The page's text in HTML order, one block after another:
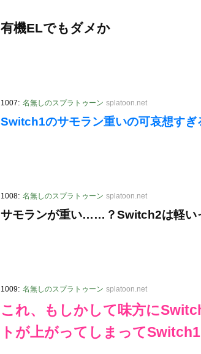
有機ELでもダメか
1007: 名無しのスプラトゥーン splatoon.net
Switch1のサモラン重いの可哀想すぎ
1008: 名無しのスプラトゥーン splatoon.net
サモランが重い……？Switch2は軽い
1009: 名無しのスプラトゥーン splatoon.net
これ、もしかして味方に
トが上がってしまって